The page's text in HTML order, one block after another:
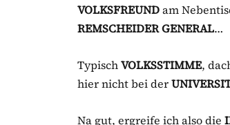
VOLKSFREUNDam
REMSCHEIDER GENERAL…
TypischVOLKSSTIMME,
hier nicht bei der
Na gut, ergreife ich also die